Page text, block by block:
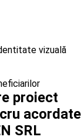
vizuală
proiect
acordate
SRL